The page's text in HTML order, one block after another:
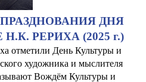
ДНЯ
РЕРИХА (2025 г.)
отметили День Культуры и
художника и мыслителя
Вождём Культуры и